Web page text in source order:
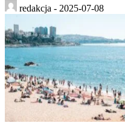
redakcja - 2025-07-08